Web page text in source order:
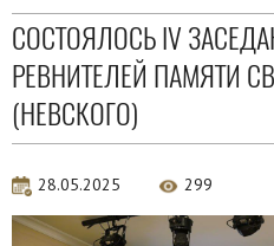
СОСТОЯЛОСЬ IV
РЕВНИТЕЛЕЙ ПАМЯТИ
(НЕВСКОГО)
28.05.2025 299